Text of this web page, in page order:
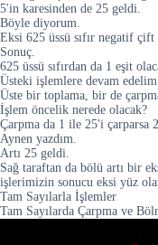
5'in karesinden de 25 geldi.
Böyle diyorum.
Eksi 625 üssü sıfır negatif
Sonuç.
625 üssü sıfırdan da 1 eşit
Üsteki işlemlere devam
Üste bir toplama, bir de
İşlem öncelik nerede olacak?
Çarpma da 1 ile 25'i çarparsa
Aynen yazdım.
Artı 25 geldi.
Sağ taraftan da bölü artı bir
işlerimizin sonucu eksi yüz
Tam Sayılarla İşlemler
Tam Sayılarda Çarpma ve